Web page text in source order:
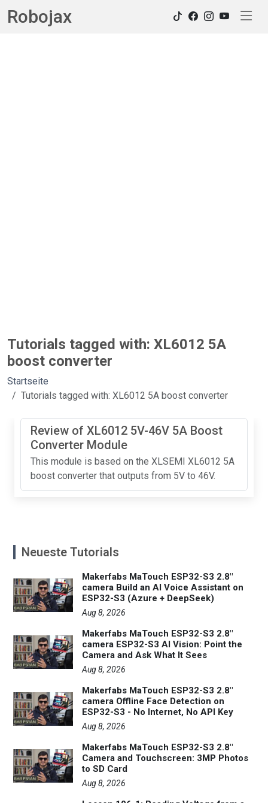
Robojax
Tutorials tagged with: XL6012 5A
boost converter
Startseite
Tutorials tagged with: XL6012 5A boost converter
Review of XL6012 5V-46V 5A Boost
Converter Module
This module is based on the XLSEMI XL6012 5A
boost converter that outputs from 5V to 46V.
Neueste Tutorials
Makerfabs MaTouch ESP32-S3 2.8"
camera Build an AI Voice Assistant on
ESP32-S3 (Azure + DeepSeek)
Aug 8, 2026
Makerfabs MaTouch ESP32-S3 2.8"
camera ESP32-S3 AI Vision: Point the
Camera and Ask What It Sees
Aug 8, 2026
Makerfabs MaTouch ESP32-S3 2.8"
camera Offline Face Detection on
ESP32-S3 - No Internet, No API Key
Aug 8, 2026
Makerfabs MaTouch ESP32-S3 2.8"
Camera and Touchscreen: 3MP Photos
to SD Card
Aug 8, 2026